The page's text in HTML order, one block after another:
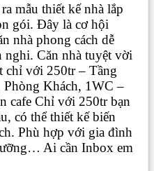
mẫu thiết kế nhà lắp
gói. Đây là cơ hội
nhà phong cách dễ
Căn nhà tuyệt vời
chỉ với 250tr – Tầng
Khách, 1WC –
cafe Chỉ với 250tr bạn
có thể thiết kế biến
Phù hợp với gia đình
Ai cần Inbox em